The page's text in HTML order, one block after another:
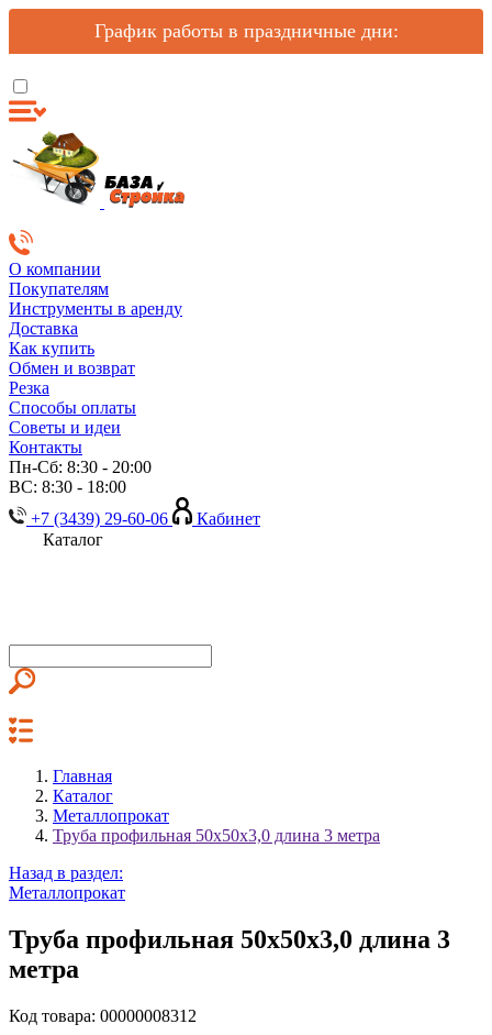
График работы в праздничные дни:
О компании
Покупателям
Инструменты в аренду
Доставка
Как купить
Обмен и возврат
Резка
Способы оплаты
Советы и идеи
Контакты
Пн-Сб: 8:30 - 20:00
ВС: 8:30 - 18:00
+7 (3439) 29-60-06
Кабинет
Каталог
Главная
Каталог
Металлопрокат
Труба профильная 50х50х3,0 длина 3 метра
Назад в раздел:
Металлопрокат
Труба профильная 50х50х3,0 длина 3
метра
Код товара: 00000008312